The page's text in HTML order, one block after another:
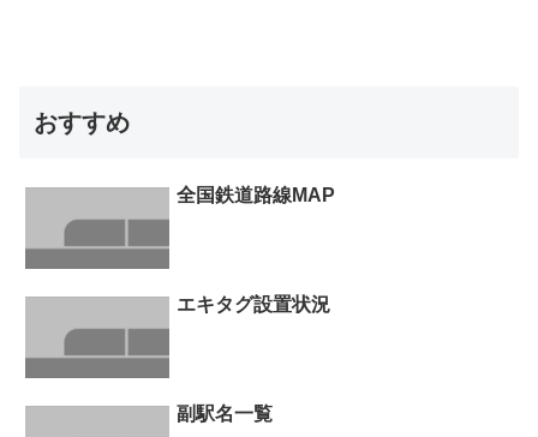
おすすめ
全国鉄道路線MAP
エキタグ設置状況
副駅名一覧